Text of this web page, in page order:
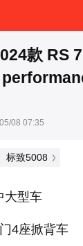
款 RS
08 07:35
标致5008
大型车
4座掀背车